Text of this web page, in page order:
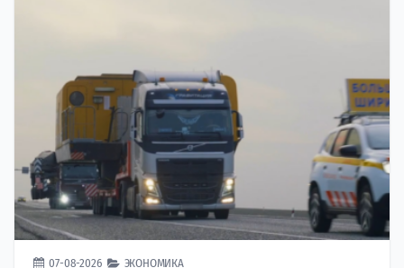
07-08-2026 ЭКОНОМИКА